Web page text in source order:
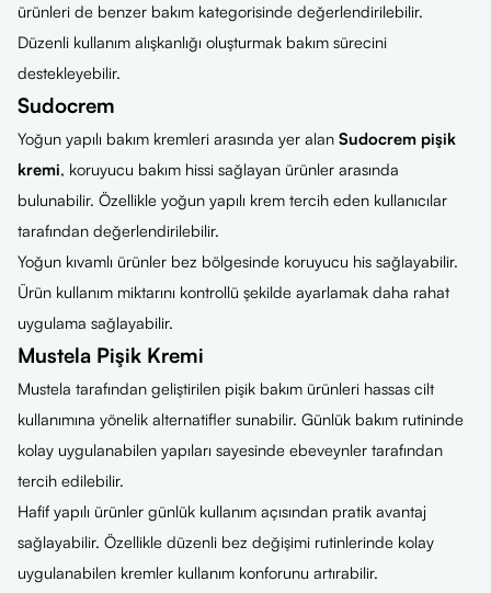
ürünleri de benzer bakım kategorisinde değerlendirilebilir.
Düzenli kullanım alışkanlığı oluşturmak bakım sürecini
destekleyebilir.
Sudocrem
Yoğun yapılı bakım kremleri arasında yer alan Sudocrem pişik
kremi, koruyucu bakım hissi sağlayan ürünler arasında
bulunabilir. Özellikle yoğun yapılı krem tercih eden kullanıcılar
tarafından değerlendirilebilir.
Yoğun kıvamlı ürünler bez bölgesinde koruyucu his sağlayabilir.
Ürün kullanım miktarını kontrollü şekilde ayarlamak daha rahat
uygulama sağlayabilir.
Mustela Pişik Kremi
Mustela tarafından geliştirilen pişik bakım ürünleri hassas cilt
kullanımına yönelik alternatifler sunabilir. Günlük bakım rutininde
kolay uygulanabilen yapıları sayesinde ebeveynler tarafından
tercih edilebilir.
Hafif yapılı ürünler günlük kullanım açısından pratik avantaj
sağlayabilir. Özellikle düzenli bez değişimi rutinlerinde kolay
uygulanabilen kremler kullanım konforunu artırabilir.